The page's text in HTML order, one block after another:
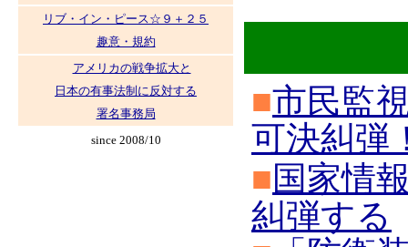
リブ・イン・ピース☆９＋２５
趣意・規約
アメリカの戦争拡大と
日本の有事法制に反対する
署名事務局
since 2008/10
■市民監
可決糾弾
■国家情
糾弾する